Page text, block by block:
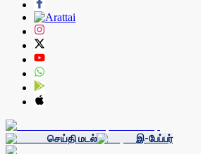
செய்தி மடல் இ-பேப்பர்